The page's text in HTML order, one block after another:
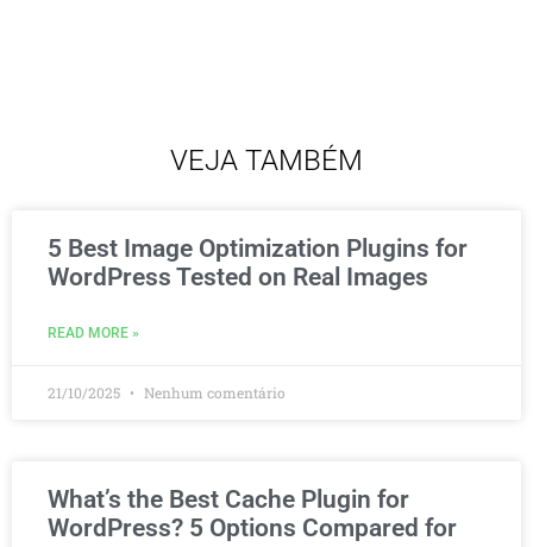
VEJA TAMBÉM
5 Best Image Optimization Plugins for
WordPress Tested on Real Images
READ MORE »
21/10/2025 Nenhum comentário
What’s the Best Cache Plugin for
WordPress? 5 Options Compared for